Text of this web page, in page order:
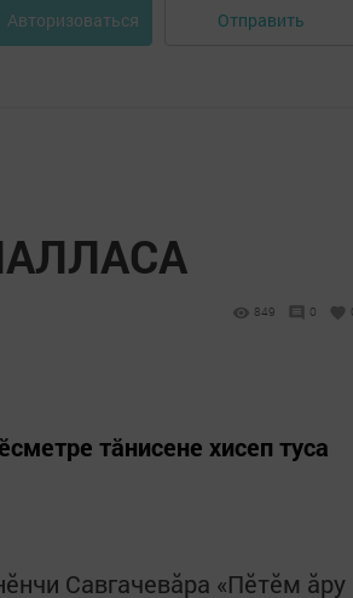
Авторизоваться Отправить
849 0
тăнисене хисеп туса
Савгачевăра «Пӗтӗм ăру